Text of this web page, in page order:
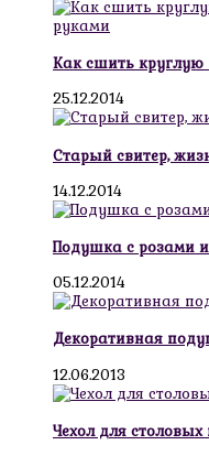
Как сшить
25.12.2014
Старый свитер,
14.12.2014
Подушка с розами
05.12.2014
Декоративная
12.06.2013
Чехол для столовых